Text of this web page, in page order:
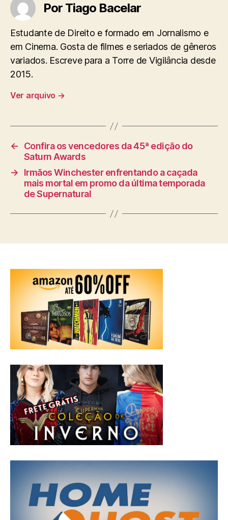
Por Tiago Bacelar
Estudante de Direito e formado em Jornalismo e
em Cinema. Gosta de filmes e seriados de gêneros
variados. Escreve para a Torre de Vigilância desde
2015.
Ver arquivo →
←
Confira os vencedores da 45ª edição do
Saturn Awards
→
Irmãos Winchester enfrentando a caçada
mais mortal em promo da última temporada
de Supernatural